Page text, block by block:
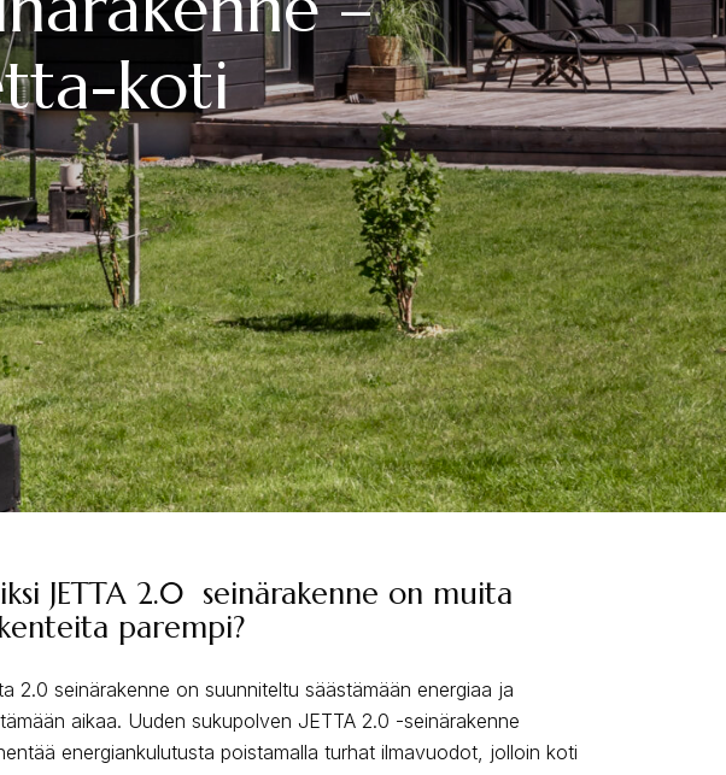
koti
JETTA 2.0 seinärakenne on muita
parempi?
2.0 seinärakenne on suunniteltu säästämään energiaa ja
aikaa. Uuden sukupolven JETTA 2.0 -seinärakenne
energiankulutusta poistamalla turhat ilmavuodot, jolloin koti